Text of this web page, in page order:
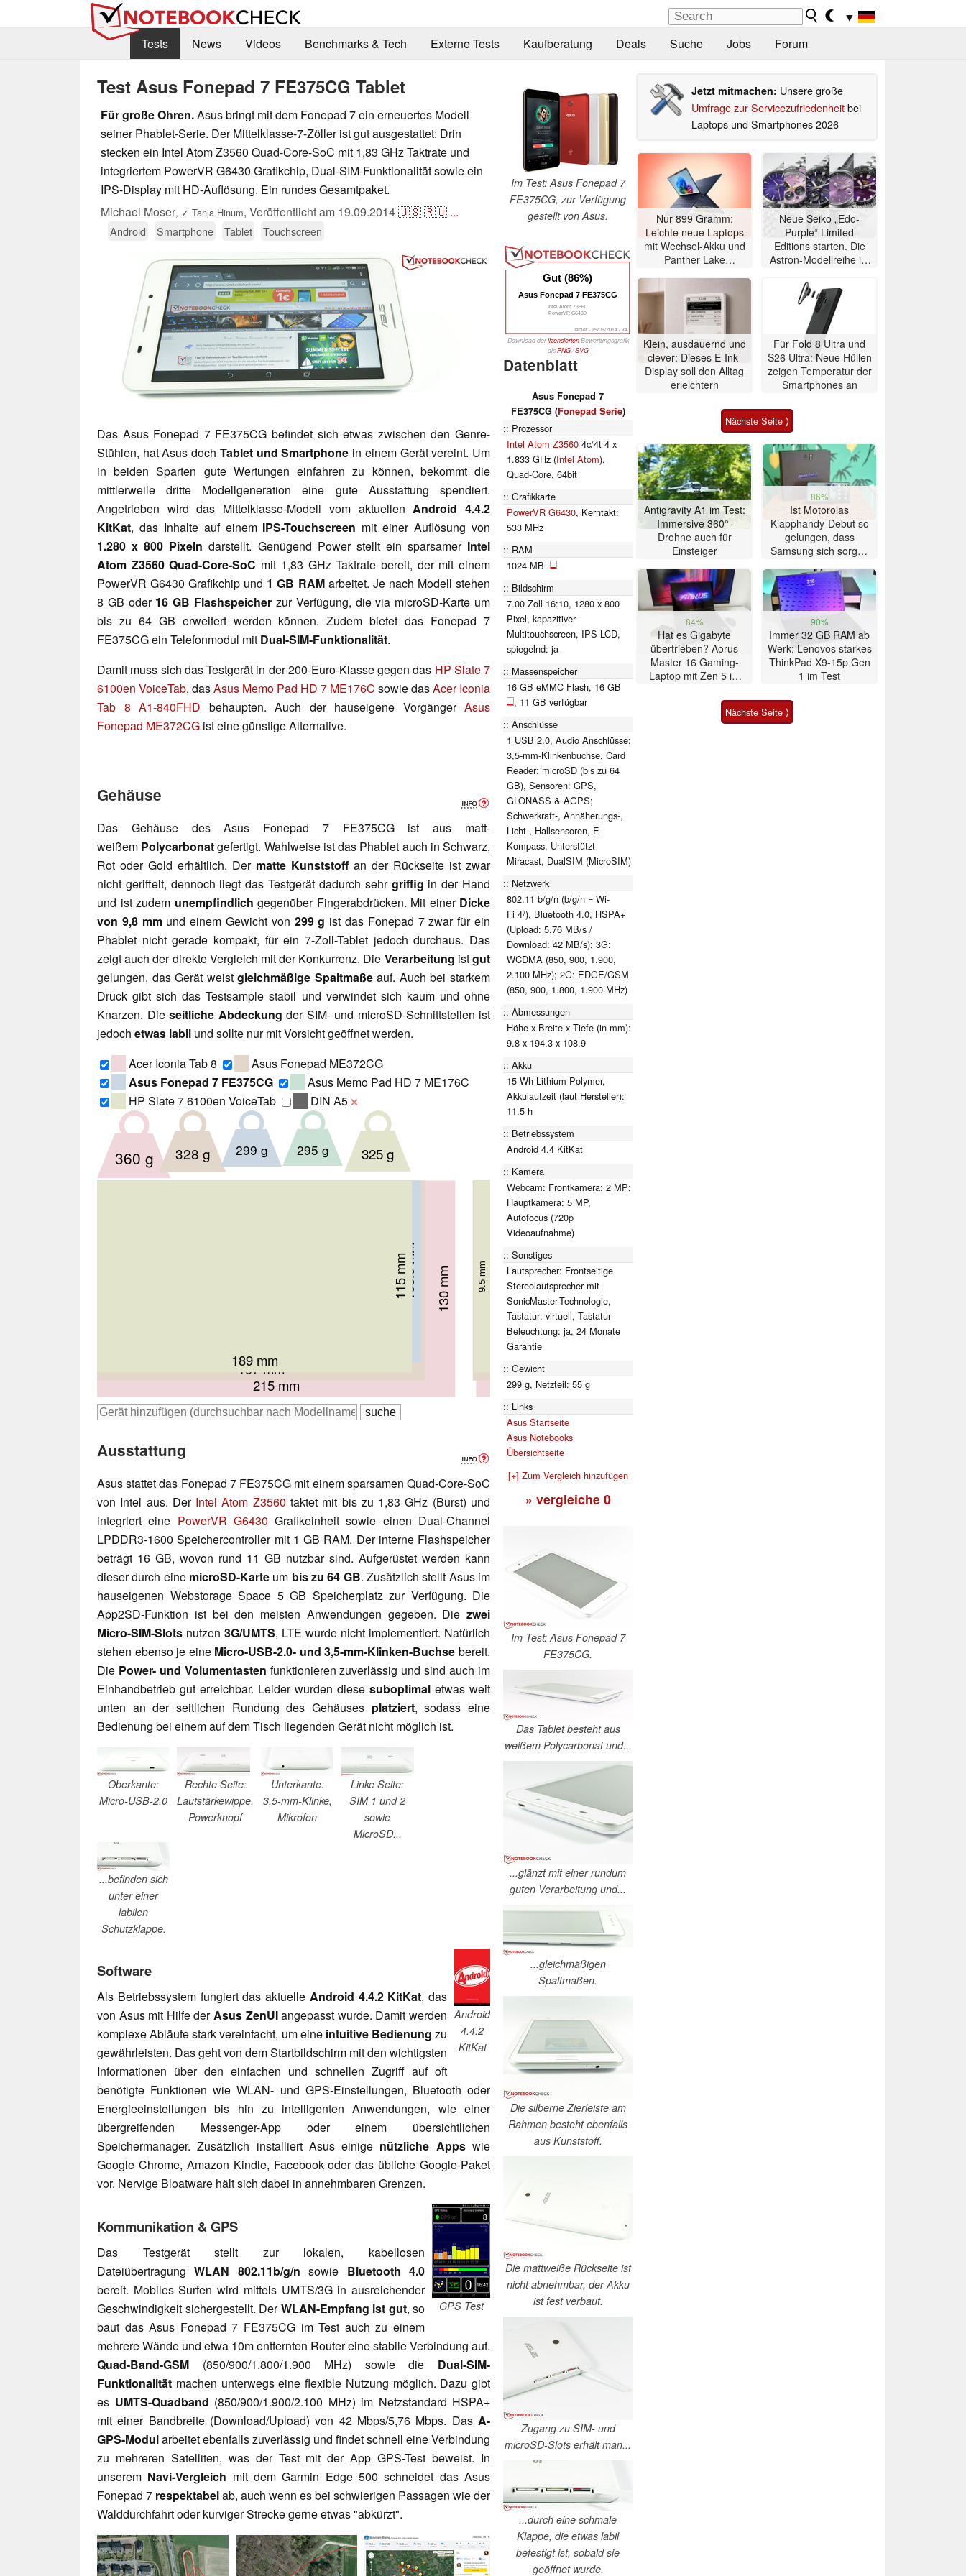
▼
Tests
News Videos Benchmarks & Tech Externe Tests Kaufberatung Deals Suche Jobs Forum
Test Asus Fonepad 7 FE375CG Tablet
Für große Ohren.Asus bringt mit dem Fonepad 7 ein erneuertes Modell
seiner Phablet-Serie. Der Mittelklasse-7-Zöller ist gut ausgestattet: Drin
stecken ein Intel Atom Z3560 Quad-Core-SoC mit 1,83 GHz Taktrate und
integriertem PowerVR G6430 Grafikchip, Dual-SIM-Funktionalität sowie ein
IPS-Display mit HD-Auflösung. Ein rundes Gesamtpaket.
Michael Moser, ✓ Tanja Hinum, Veröffentlicht am 19.09.2014🇺🇸🇷🇺 ...
Android Smartphone Tablet Touchscreen
Das Asus Fonepad 7 FE375CG befindet sich etwas zwischen den Genre-
Stühlen, hat Asus doch Tablet und Smartphone in einem Gerät vereint. Um
in beiden Sparten gute Wertungen einfahren zu können, bekommt die
mittlerweile dritte Modellgeneration eine gute Ausstattung spendiert.
Angetrieben wird das Mittelklasse-Modell vom aktuellenAndroid 4.4.2
KitKat, das Inhalte auf einem IPS-Touchscreen mit einer Auflösung von
1.280 x 800 Pixeln darstellt. Genügend Power stellt ein sparsamer Intel
Atom Z3560 Quad-Core-SoC mit 1,83 GHz Taktrate bereit, der mit einem
PowerVR G6430 Grafikchip und 1 GB RAMarbeitet. Je nach Modell stehen
8 GB oder 16 GB Flashspeicher zur Verfügung, die via microSD-Karte um
bis zu 64 GB erweitert werden können. Zudem bietet das Fonepad 7
FE375CG ein Telefonmodul mit Dual-SIM-Funktionalität.
Damit muss sich das Testgerät in der 200-Euro-Klasse gegen das HP Slate 7
6100en VoiceTab, dasAsus Memo Pad HD 7 ME176C sowie dasAcer Iconia
Tab 8 A1-840FHD behaupten. Auch der hauseigene Vorgänger Asus
Fonepad ME372CG ist eine günstige Alternative.
Gehäuse
Das Gehäuse des Asus Fonepad 7 FE375CG ist aus matt-
weißem Polycarbonatgefertigt. Wahlweise ist das Phablet auch in Schwarz,
Rot oder Gold erhältlich. Der matte Kunststoff an der Rückseite ist zwar
nicht geriffelt, dennoch liegt das Testgerät dadurch sehr griffig in der Hand
und ist zudem unempfindlich gegenüber Fingerabdrücken. Mit einer Dicke
von 9,8 mmund einem Gewicht von 299 g ist das Fonepad 7 zwar für ein
Phablet nicht gerade kompakt, für ein 7-Zoll-Tablet jedoch durchaus. Das
zeigt auch der direkte Vergleich mit der Konkurrenz. Die Verarbeitung istgut
gelungen, das Gerät weistgleichmäßige Spaltmaßeauf. Auch bei starkem
Druck gibt sich das Testsample stabil und verwindet sich kaum und ohne
Knarzen. Die seitliche Abdeckung der SIM- und microSD-Schnittstellen ist
jedoch etwas labil und sollte nur mit Vorsicht geöffnet werden.
Acer Iconia Tab 8
Asus Fonepad ME372CG
Asus Fonepad 7 FE375CG
Asus Memo Pad HD 7 ME176C
HP Slate 7 6100en VoiceTab
DIN A5 ❌
215 mm
130 mm 8.5 mm
360 g
197 mm
120 mm 10.5 mm
328 g
108.9 mm 9.8 mm
299 g
189.3 mm
113.7 mm 9.6 mm
295 g
189 mm
115 mm 9.5 mm
325 g
Ausstattung
Asus stattet das Fonepad 7 FE375CG mit einem sparsamen Quad-Core-SoC
von Intel aus. Der Intel Atom Z3560 taktet mit bis zu 1,83 GHz (Burst) und
integriert eine PowerVR G6430 Grafikeinheit sowie einen Dual-Channel
LPDDR3-1600 Speichercontroller mit 1 GB RAM. Der interne Flashspeicher
beträgt 16 GB, wovon rund 11 GB nutzbar sind. Aufgerüstet werden kann
dieser durch eine microSD-Karte um bis zu 64 GB. Zusätzlich stellt Asus im
hauseigenen Webstorage Space 5 GB Speicherplatz zur Verfügung. Die
App2SD-Funktion ist bei den meisten Anwendungen gegeben. Die zwei
Micro-SIM-Slots nutzen 3G/UMTS, LTE wurde nicht implementiert. Natürlich
stehen ebenso je eine Micro-USB-2.0- und 3,5-mm-Klinken-Buchsebereit.
Die Power- und Volumentasten funktionieren zuverlässig und sind auch im
Einhandbetrieb gut erreichbar. Leider wurden diese suboptimal etwas weit
unten an der seitlichen Rundung des Gehäuses platziert, sodass eine
Bedienung bei einem auf dem Tisch liegenden Gerät nicht möglich ist.
Oberkante:
Micro-USB-2.0
Rechte Seite:
Lautstärkewippe,
Powerknopf
Unterkante:
3,5-mm-Klinke,
Mikrofon
Linke Seite:
SIM 1 und 2
sowie
MicroSD...
...befinden sich
unter einer
labilen
Schutzklappe.
Android
4.4.2
KitKat
Software
Als Betriebssystem fungiert das aktuelle Android 4.4.2 KitKat, das
von Asus mit Hilfe der Asus ZenUIangepasst wurde. Damit werden
komplexe Abläufe stark vereinfacht, um eine intuitive Bedienung zu
gewährleisten. Das geht von dem Startbildschirm mit den wichtigsten
Informationen über den einfachen und schnellen Zugriff auf oft
benötigte Funktionen wie WLAN- und GPS-Einstellungen, Bluetooth oder
Energieeinstellungen bis hin zu intelligenten Anwendungen, wie einer
übergreifenden Messenger-App oder einem übersichtlichen
Speichermanager. Zusätzlich installiert Asus einige nützliche Appswie
Google Chrome, Amazon Kindle, Facebook oder das übliche Google-Paket
vor. Nervige Bloatware hält sich dabei in annehmbaren Grenzen.
GPS Test
Kommunikation & GPS
Das Testgerät stellt zur lokalen, kabellosen
DateiübertragungWLAN 802.11b/g/n sowie Bluetooth 4.0
bereit. Mobiles Surfen wird mittels UMTS/3G in ausreichender
Geschwindigkeit sichergestellt. DerWLAN-Empfang ist gut, so
baut das Asus Fonepad 7 FE375CG im Test auch zu einem
mehrere Wände und etwa 10m entfernten Router eine stabile Verbindung auf.
Quad-Band-GSM (850/900/1.800/1.900 MHz) sowie die Dual-SIM-
Funktionalität machen unterwegs eine flexible Nutzung möglich. Dazu gibt
es UMTS-Quadband (850/900/1.900/2.100 MHz) im Netzstandard HSPA+
mit einer Bandbreite (Download/Upload) von 42 Mbps/5,76 Mbps. Das A-
GPS-Modularbeitet ebenfalls zuverlässig und findet schnell eine Verbindung
zu mehreren Satelliten, was der Test mit der App GPS-Test beweist. In
unserem Navi-Vergleich mit dem Garmin Edge 500 schneidet das Asus
Fonepad 7 respektabelab, auch wenn es bei schwierigen Passagen wie der
Walddurchfahrt oder kurviger Strecke gerne etwas "abkürzt".
Im Test: Asus Fonepad 7
FE375CG, zur Verfügung
gestellt von Asus.
Gut (86%)
Asus Fonepad 7 FE375CG
Intel Atom Z3560
PowerVR G6430
Tablet - 19/09/2014 - v4
Download derlizensiertenBewertungsgrafik
alsPNG/SVG
Datenblatt
Asus Fonepad 7
FE375CG (Fonepad Serie)
Prozessor
Intel Atom Z3560 4c/4t 4 x
1.833 GHz (Intel Atom),
Quad-Core, 64bit
Grafikkarte
PowerVR G6430, Kerntakt:
533 MHz
RAM
1024 MB
Bildschirm
7.00 Zoll 16:10, 1280 x 800
Pixel, kapazitiver
Multitouchscreen, IPS LCD,
spiegelnd: ja
Massenspeicher
16 GB eMMC Flash, 16 GB
, 11 GB verfügbar
Anschlüsse
1 USB 2.0, Audio Anschlüsse:
3,5-mm-Klinkenbuchse, Card
Reader: microSD (bis zu 64
GB), Sensoren: GPS,
GLONASS & AGPS;
Schwerkraft-, Annäherungs-,
Licht-, Hallsensoren, E-
Kompass, Unterstützt
Miracast, DualSIM (MicroSIM)
Netzwerk
802.11 b/g/n (b/g/n = Wi-
Fi 4/), Bluetooth 4.0, HSPA+
(Upload: 5.76 MB/s /
Download: 42 MB/s); 3G:
WCDMA (850, 900, 1.900,
2.100 MHz); 2G: EDGE/GSM
(850, 900, 1.800, 1.900 MHz)
Abmessungen
Höhe x Breite x Tiefe (in mm):
9.8 x 194.3 x 108.9
Akku
15 Wh Lithium-Polymer,
Akkulaufzeit (laut Hersteller):
11.5 h
Betriebssystem
Android 4.4 KitKat
Kamera
Webcam: Frontkamera: 2 MP;
Hauptkamera: 5 MP,
Autofocus (720p
Videoaufnahme)
Sonstiges
Lautsprecher: Frontseitige
Stereolautsprecher mit
SonicMaster-Technologie,
Tastatur: virtuell, Tastatur-
Beleuchtung: ja, 24 Monate
Garantie
Gewicht
299 g, Netzteil: 55 g
Links
Asus Startseite
Asus Notebooks
Übersichtseite
[+] Zum Vergleich hinzufügen
» vergleiche 0
Im Test: Asus Fonepad 7
FE375CG.
Das Tablet besteht aus
weißem Polycarbonat und...
...glänzt mit einer rundum
guten Verarbeitung und...
...gleichmäßigen
Spaltmaßen.
Die silberne Zierleiste am
Rahmen besteht ebenfalls
aus Kunststoff.
Die mattweiße Rückseite ist
nicht abnehmbar, der Akku
ist fest verbaut.
Zugang zu SIM- und
microSD-Slots erhält man...
...durch eine schmale
Klappe, die etwas labil
befestigt ist, sobald sie
geöffnet wurde.
Jetzt mitmachen: Unsere große
Umfrage zur Servicezufriedenheitbei
Laptops und Smartphones 2026
Nur 899 Gramm:
Leichte neue Laptops
mit Wechsel-Akku und
Panther Lake
Neue Seiko „Edo-
Purple“ Limited
Editions starten. Die
Astron-Modellreihe ist
limitiert
Klein, ausdauernd und
clever: Dieses E-Ink-
Display soll den Alltag
erleichtern
Für Fold 8 Ultra und
S26 Ultra: Neue Hüllen
zeigen Temperatur der
Smartphones an
Nächste Seite ⟩
Antigravity A1 im Test:
Immersive 360°-
Drohne auch für
Einsteiger
86%
Ist Motorolas
Klapphandy-Debut so
gelungen, dass
Samsung sich sorgen
Smartphone im Test
84%
Hat es Gigabyte
übertrieben? Aorus
Master 16 Gaming-
Laptop mit Zen 5 im
90%
Immer 32 GB RAM ab
Werk: Lenovos starkes
ThinkPad X9-15p Gen
1 im Test
Nächste Seite ⟩